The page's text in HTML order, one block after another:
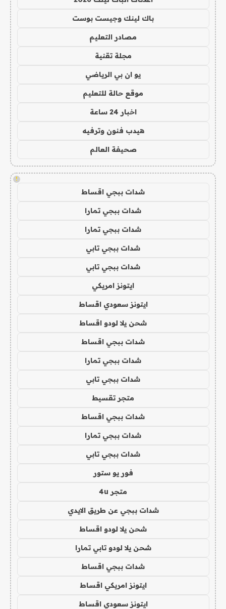
باك لينك وجيست بوست
مصادر التعليم
مجلة تقنية
يو ان بي الرياضي
موقع حالة للتعليم
اخبار 24 ساعة
هيدب فنون وترفيه
صحيفة العالم
!
شدات ببجي اقساط
شدات ببجي تمارا
شدات ببجي تمارا
شدات ببجي تابي
شدات ببجي تابي
ايتونز امريكي
ايتونز سعودي اقساط
شحن يلا لودو اقساط
شدات ببجي اقساط
شدات ببجي تمارا
شدات ببجي تابي
متجر تقسيط
شدات ببجي اقساط
شدات ببجي تمارا
شدات ببجي تابي
فور يو ستور
متجر 4u
شدات ببجي عن طريق الايدي
شحن يلا لودو اقساط
شحن يلا لودو تابي تمارا
شدات ببجي اقساط
ايتونز امريكي اقساط
ايتونز سعودي اقساط